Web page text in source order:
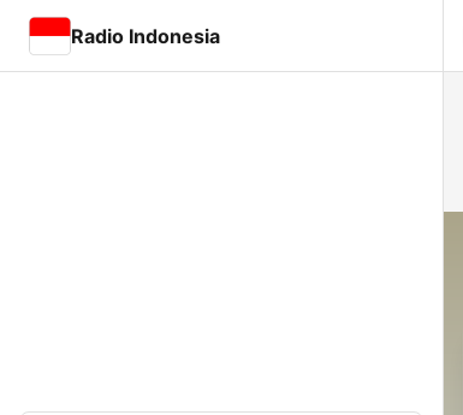
Radio Indonesia